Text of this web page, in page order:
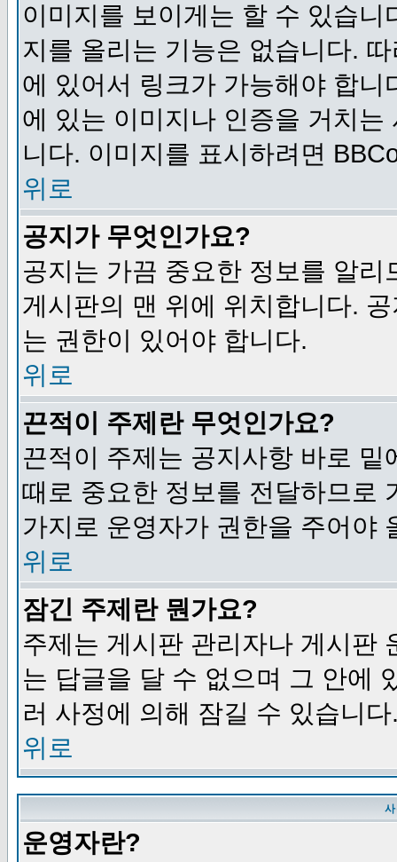
이미지를 보이게는 할 수 있습
지를 올리는 기능은 없습니다.
에 있어서 링크가 가능해야 합
에 있는 이미지나 인증을 거치
니다. 이미지를 표시하려면
위로
공지가 무엇인가요?
공지는 가끔 중요한 정보를 알
게시판의 맨 위에 위치합니다.
는 권한이 있어야 합니다.
위로
끈적이 주제란 무엇인가요?
끈적이 주제는 공지사항 바로
때로 중요한 정보를 전달하므로
가지로 운영자가 권한을 주어야
위로
잠긴 주제란 뭔가요?
주제는 게시판 관리자나 게시판
는 답글을 달 수 없으며 그 안에
러 사정에 의해 잠길 수 있습니다
위로
운영자란?